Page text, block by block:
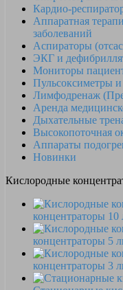
Кардио-
Аппаратная
заболеваний
Аспираторы
ЭКГ и
Мониторы
Пульсоксиметры
Лимфодренаж
Аренда
Дыхательные
Высокопоточная
Аппараты
Новинки
Кислородные
концентраторы 10
концентраторы 5
концентраторы 3